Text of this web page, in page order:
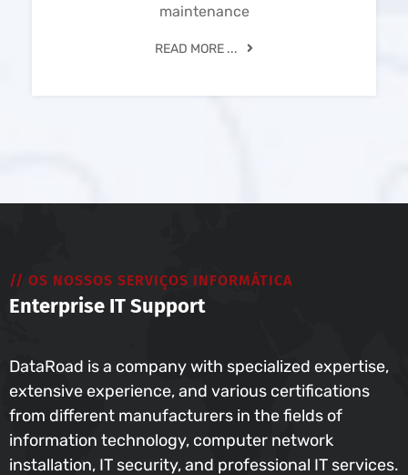
maintenance
READ MORE ...
// OS NOSSOS SERVIÇOS INFORMÁTICA
Enterprise IT Support
DataRoad is a company with specialized expertise,
extensive experience, and various certifications
from different manufacturers in the fields of
information technology, computer network
installation, IT security, and professional IT services.